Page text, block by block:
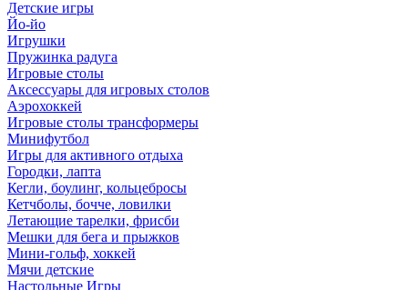
Детские игры
Йо-йо
Игрушки
Пружинка радуга
Игровые столы
Аксессуары для игровых столов
Аэрохоккей
Игровые столы трансформеры
Минифутбол
Игры для активного отдыха
Городки, лапта
Кегли, боулинг, кольцебросы
Кетчболы, бочче, ловилки
Летающие тарелки, фрисби
Мешки для бега и прыжков
Мини-гольф, хоккей
Мячи детские
Настольные Игры